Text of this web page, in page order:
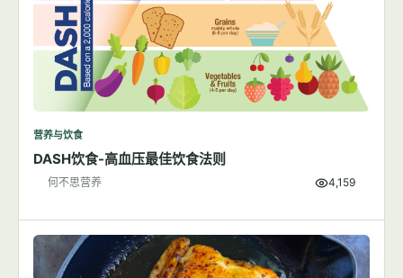
营养与饮食
DASH饮食-高血压最佳饮食法则
何不思营养 4,159